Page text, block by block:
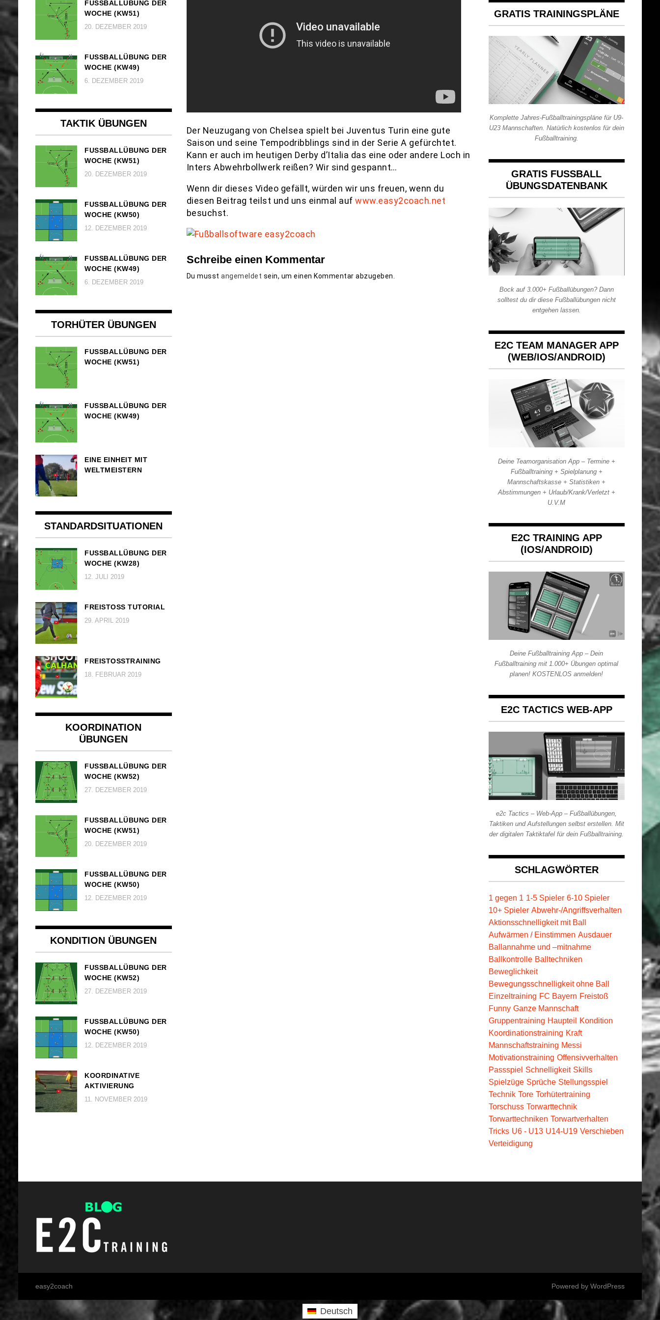
Der Neuzugang von Chelsea spielt bei Juventus Turin eine gute
Saison und seine Tempodribblings sind in der Serie A gefürchtet.
Kann er auch im heutigen Derby d’Italia das eine oder andere Loch in
Inters Abwehrbollwerk reißen? Wir sind gespannt…
Wenn dir dieses Video gefällt, würden wir uns freuen, wenn du
diesen Beitrag teilst und uns einmal auf www.easy2coach.net
besuchst.
Schreibe einen Kommentar
Du musst angemeldet sein, um einen Kommentar abzugeben.
FUSSBALLÜBUNG DER W
OCHE (KW51)
20. DEZEMBER 2019
FUSSBALLÜBUNG DER W
OCHE (KW49)
6. DEZEMBER 2019
TAKTIK ÜBUNGEN
FUSSBALLÜBUNG DER W
OCHE (KW51)
20. DEZEMBER 2019
FUSSBALLÜBUNG DER W
OCHE (KW50)
12. DEZEMBER 2019
FUSSBALLÜBUNG DER W
OCHE (KW49)
6. DEZEMBER 2019
TORHÜTER ÜBUNGEN
FUSSBALLÜBUNG DER W
OCHE (KW51)
FUSSBALLÜBUNG DER W
OCHE (KW49)
EINE EINHEIT MIT
WELTMEISTERN
STANDARDSITUATIONEN
FUSSBALLÜBUNG DER W
OCHE (KW28)
12. JULI 2019
FREISTOSS TUTORIAL
29. APRIL 2019
FREISTOSSTRAINING
18. FEBRUAR 2019
KOORDINATION
ÜBUNGEN
FUSSBALLÜBUNG DER W
OCHE (KW52)
27. DEZEMBER 2019
FUSSBALLÜBUNG DER W
OCHE (KW51)
20. DEZEMBER 2019
FUSSBALLÜBUNG DER W
OCHE (KW50)
12. DEZEMBER 2019
KONDITION ÜBUNGEN
FUSSBALLÜBUNG DER W
OCHE (KW52)
27. DEZEMBER 2019
FUSSBALLÜBUNG DER W
OCHE (KW50)
12. DEZEMBER 2019
KOORDINATIVE
AKTIVIERUNG
11. NOVEMBER 2019
GRATIS TRAININGSPLÄNE
Komplette Jahres-Fußballtrainingspläne für U9-
U23 Mannschaften. Natürlich kostenlos für dein
Fußballtraining.
GRATIS FUSSBALL Ü
BUNGSDATENBANK
Bock auf 3.000+ Fußballübungen? Dann
solltest du dir diese Fußballübungen nicht
entgehen lassen.
E2C TEAM MANAGER APP
(WEB/IOS/ANDROID)
Deine Teamorganisation App – Termine +
Fußballtraining + Spielplanung +
Mannschaftskasse + Statistiken +
Abstimmungen + Urlaub/Krank/Verletzt +
U.V.M
E2C TRAINING APP
(IOS/ANDROID)
Deine Fußballtraining App – Dein
Fußballtraining mit 1.000+ Übungen optimal
planen! KOSTENLOS anmelden!
E2C TACTICS WEB-APP
e2c Tactics – Web-App – Fußballübungen,
Taktiken und Aufstellungen selbst erstellen. Mit
der digitalen Taktiktafel für dein Fußballtraining.
SCHLAGWÖRTER
1 gegen 1 1-5 Spieler 6-10 Spieler
10+ Spieler Abwehr-/Angriffsverhalten
Aktionsschnelligkeit mit Ball
Aufwärmen / Einstimmen Ausdauer
Ballannahme und –mitnahme
Ballkontrolle Balltechniken
Beweglichkeit
Bewegungsschnelligkeit ohne Ball
Einzeltraining FC Bayern Freistoß
Funny Ganze Mannschaft
Gruppentraining Haupteil Kondition
Koordinationstraining Kraft
Mannschaftstraining Messi
Motivationstraining Offensivverhalten
Passspiel Schnelligkeit Skills
Spielzüge Sprüche Stellungsspiel
Technik Tore Torhütertraining
Torschuss Torwarttechnik
Torwarttechniken Torwartverhalten
Tricks U6 - U13 U14-U19 Verschieben
Verteidigung
easy2coach Powered by WordPress
Deutsch